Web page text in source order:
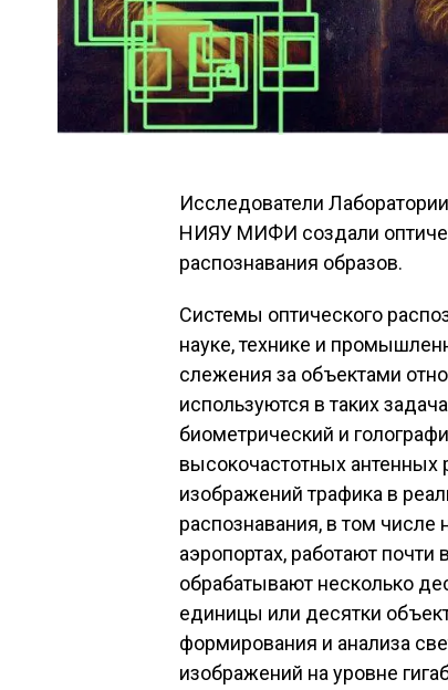
Исследователи
НИЯУ МИФИ создали
распознавания образов.
Системы оптического
науке, технике и
слежения за объектами
используются в таких
биометрический и
высокочастотных антенных
изображений трафика в
распознавания, в том числе
аэропортах, работают
обрабатывают несколько
единицы или десятки
формирования и анализа
изображений на уровне